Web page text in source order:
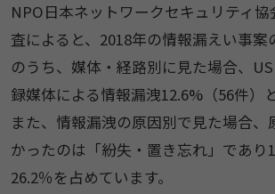
NPO日本ネットワークセキュリティ
査によると、2018年の情報漏えい事案
のうち、媒体・経路別に見た場合、
録媒体による情報漏洩12.6%（56件）
また、情報漏洩の原因別で見た場合、
かったのは「紛失・置き忘れ」であり
26.2％を占めています。